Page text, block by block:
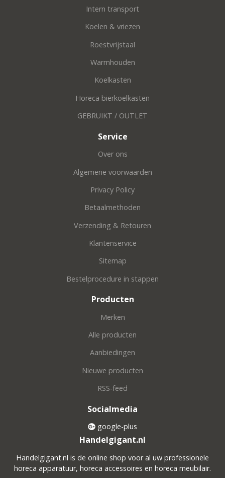
Intern transport
Koelen & vriezen
Roestvrijstaal
Warmhouden
Koelkasten
Horeca bierkoelkasten
GEBRUIKT / OUTLET
Service
Over ons
Algemene voorwaarden
Privacy Policy
Betaalmethoden
Verzending & Retouren
Klantenservice
Sitemap
Bestelprocedure in stappen
Producten
Merken
Alle producten
Aanbiedingen
Nieuwe producten
RSS-feed
Socialmedia
google-plus
Handelgigant.nl
Handelgigant.nl is de online shop voor al uw professionele
horeca apparatuur, horeca accessoires en horeca meubilair.